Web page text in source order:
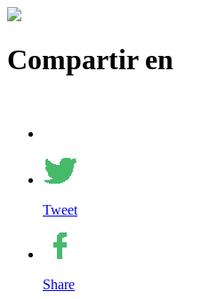
Compartir en
Tweet
Share